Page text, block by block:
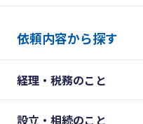
依頼内容から探す
経理・税務のこと
設立・相続のこと